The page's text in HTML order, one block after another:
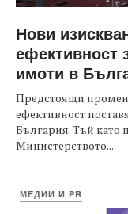
Нови
ефективност
имоти в
Предстоящи
ефективност
България. Тъй като
Министерството...
МЕДИИ И PR